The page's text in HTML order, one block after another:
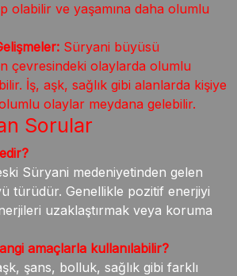
olabilir ve yaşamına daha olumlu
Süryani büyüsü
çevresindeki olaylarda olumlu
İş, aşk, sağlık gibi alanlarda kişiye
olaylar meydana gelebilir.
Sorular
Süryani medeniyetinden gelen
türüdür. Genellikle pozitif enerjiyi
uzaklaştırmak veya koruma
amaçlarla kullanılabilir?
şans, bolluk, sağlık gibi farklı